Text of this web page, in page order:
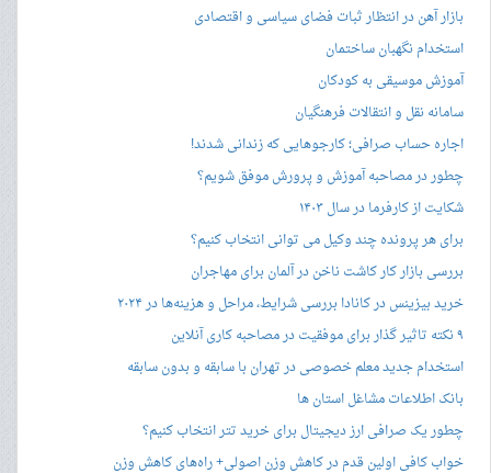
بازار آهن در انتظار ثبات فضای سیاسی و اقتصادی
استخدام نگهبان ساختمان
آموزش موسیقی به کودکان
سامانه نقل و انتقالات فرهنگیان
اجاره حساب صرافی؛ کارجوهایی که زندانی شدند!
چطور در مصاحبه‌ آموزش و پرورش موفق شویم؟
شکایت از کارفرما در سال ۱۴۰۳
برای هر پرونده چند وکیل می توانی انتخاب کنیم؟
بررسی بازار کار کاشت ناخن در آلمان برای مهاجران
خرید بیزینس در کانادا بررسی شرایط، مراحل و هزینه‌ها در ۲۰۲۴
۹ نکته تاثیر گذار برای موفقیت در مصاحبه کاری آنلاین
استخدام جدید معلم خصوصی در تهران با سابقه و بدون سابقه
بانک اطلاعات مشاغل استان ها
چطور یک صرافی ارز دیجیتال برای خرید تتر انتخاب کنیم؟
خواب کافی اولین قدم در کاهش وزن اصولی+ راه‌های کاهش وزن